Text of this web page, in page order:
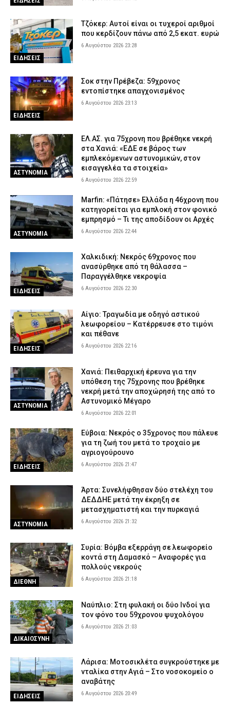
Κυψέλη: Από το «τη βρήκα νεκρή» στη σιωπή – Η νέα τακτική
ΑΣΤΥΝΟΜΙΑ 6 Αυγούστου 2026 17:15
Σαμοθράκη: Επιχείρηση διάσωσης 15χρονης που τραυματίστηκε
στο κεφάλι στη Γριά Βάθρα
ΕΙΔΗΣΕΙΣ 6 Αυγούστου 2026 17:02
Χαλκιδική: Πυροσβέστες έσβησαν μέσα σε 15 λεπτά φωτιά στο
Πόρτο Καρράς
ΕΙΔΗΣΕΙΣ 6 Αυγούστου 2026 16:50
Meteo: Πότε αρχίζει η περίοδος των δασικών πυρκαγιών στην
Ελλάδα – Οι έξι πιο επικίνδυνες εβδομάδες του έτους
ΕΙΔΗΣΕΙΣ 6 Αυγούστου 2026 16:37
ΕΙΔΗΣΕΙΣ
Τζόκερ: Αυτοί είναι οι τυχεροί αριθμοί
που κερδίζουν πάνω από 2,5 εκατ. ευρώ
6 Αυγούστου 2026 23:28
ΕΙΔΗΣΕΙΣ
Σοκ στην Πρέβεζα: 59χρονος
εντοπίστηκε απαγχονισμένος
6 Αυγούστου 2026 23:13
ΑΣΤΥΝΟΜΙΑ
ΕΛ.ΑΣ. για 75χρονη που βρέθηκε νεκρή
στα Χανιά: «ΕΔΕ σε βάρος των
εμπλεκόμενων αστυνομικών, στον
εισαγγελέα τα στοιχεία»
6 Αυγούστου 2026 22:59
ΑΣΤΥΝΟΜΙΑ
Marfin: «Πάτησε» Ελλάδα η 46χρονη που
κατηγορείται για εμπλοκή στον φονικό
εμπρησμό – Τι της αποδίδουν οι Αρχές
6 Αυγούστου 2026 22:44
ΕΙΔΗΣΕΙΣ
Χαλκιδική: Νεκρός 69χρονος που
ανασύρθηκε από τη θάλασσα –
Παραγγέλθηκε νεκροψία
6 Αυγούστου 2026 22:30
ΕΙΔΗΣΕΙΣ
Αίγιο: Τραγωδία με οδηγό αστικού
λεωφορείου – Κατέρρευσε στο τιμόνι
και πέθανε
6 Αυγούστου 2026 22:16
ΑΣΤΥΝΟΜΙΑ
Χανιά: Πειθαρχική έρευνα για την
υπόθεση της 75χρονης που βρέθηκε
νεκρή μετά την αποχώρησή της από το
Αστυνομικό Μέγαρο
6 Αυγούστου 2026 22:01
ΕΙΔΗΣΕΙΣ
Εύβοια: Νεκρός ο 35χρονος που πάλευε
για τη ζωή του μετά το τροχαίο με
αγριογούρουνο
6 Αυγούστου 2026 21:47
ΑΣΤΥΝΟΜΙΑ
Άρτα: Συνελήφθησαν δύο στελέχη του
ΔΕΔΔΗΕ μετά την έκρηξη σε
μετασχηματιστή και την πυρκαγιά
6 Αυγούστου 2026 21:32
ΔΙΕΘΝΗ
Συρία: Βόμβα εξερράγη σε λεωφορείο
κοντά στη Δαμασκό – Αναφορές για
πολλούς νεκρούς
6 Αυγούστου 2026 21:18
ΔΙΚΑΙΟΣΥΝΗ
Ναύπλιο: Στη φυλακή οι δύο Ινδοί για
τον φόνο του 59χρονου ψυχολόγου
6 Αυγούστου 2026 21:03
ΕΙΔΗΣΕΙΣ
Λάρισα: Μοτοσικλέτα συγκρούστηκε με
νταλίκα στην Αγιά – Στο νοσοκομείο ο
αναβάτης
6 Αυγούστου 2026 20:49